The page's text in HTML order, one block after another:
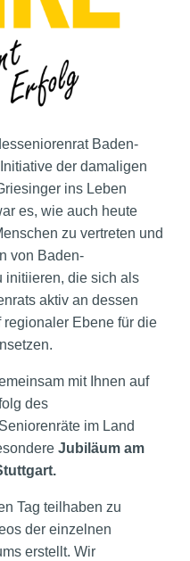
Baden-
der damaligen
ins Leben
es, wie auch heute
zu vertreten und
von Baden-
initiieren, die sich als
aktiv an dessen
Ebene für die
mit Ihnen auf
des
im Land
Jubiläum am
Tag teilhaben zu
der einzelnen
erstellt. Wir